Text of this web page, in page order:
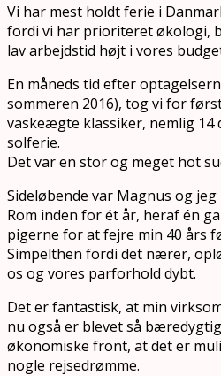
Vi har mest holdt ferie i
fordi vi har prioriteret økologi,
lav arbejdstid højt i vores
En måneds tid efter
sommeren 2016), tog vi for
vaskeægte klassiker, nemlig 14
solferie.
Det var en stor og meget hot
Sideløbende var Magnus og
Rom inden for ét år, heraf én
pigerne for at fejre min 40 års
Simpelthen fordi det nærer,
os og vores parforhold dybt.
Det er fantastisk, at min
nu også er blevet så
økonomiske front, at det er
nogle rejsedrømme.